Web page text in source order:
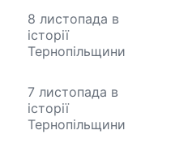
8 листопада в
історії
Тернопільщини
7 листопада в
історії
Тернопільщини